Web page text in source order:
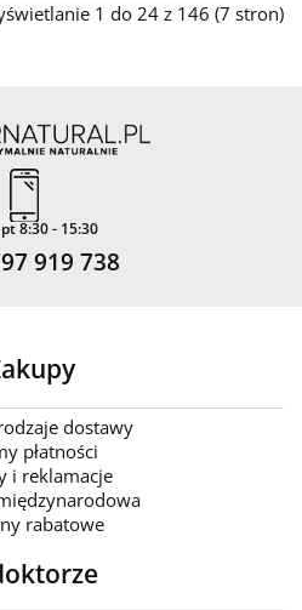
1 do 24 z 146 (7 stron)
8:30 - 15:30
919 738
dostawy
płatności
i reklamacje
rabatowe